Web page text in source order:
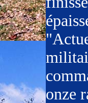
onze